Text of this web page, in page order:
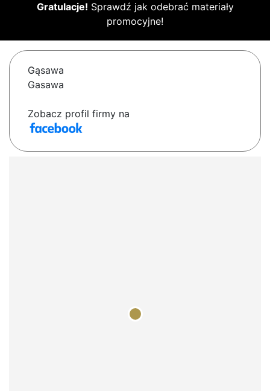
Gratulacje! Sprawdź jak odebrać materiały
promocyjne!
Gąsawa
Gasawa
Zobacz profil firmy na